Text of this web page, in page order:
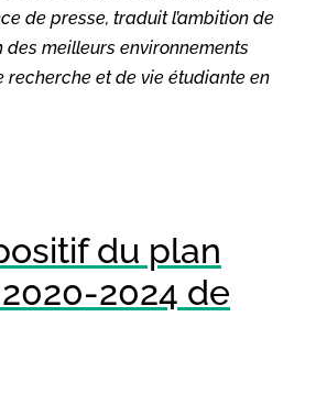
de presse, traduit l’ambition de
des meilleurs environnements
recherche et de vie étudiante en
du plan
2024 de